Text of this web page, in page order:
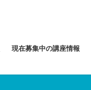
現在募集中の講座情報